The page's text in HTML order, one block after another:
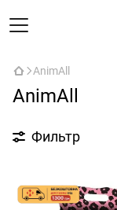
AnimAll
AnimAll
Фильтр